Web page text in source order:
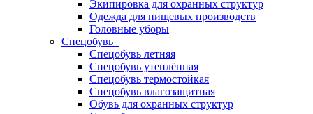
Экипировка для охранных структур
Одежда для пищевых производств
Головные уборы
Спецобувь
Спецобувь летняя
Спецобувь утеплённая
Спецобувь термостойкая
Спецобувь влагозащитная
Обувь для охранных структур